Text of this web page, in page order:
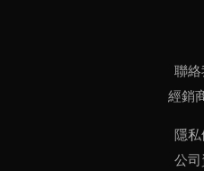
聯
經銷
隱
公